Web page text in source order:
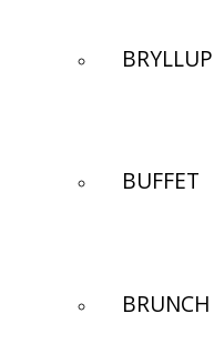
BRYLLUP
BUFFET
BRUNCH